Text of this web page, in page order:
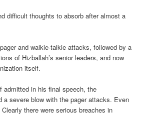
difficult thoughts to absorb after almost a
and walkie-talkie attacks, followed by a
of Hizballah’s senior leaders, and now
itself.
admitted in his final speech, the
a severe blow with the pager attacks. Even
there were serious breaches in